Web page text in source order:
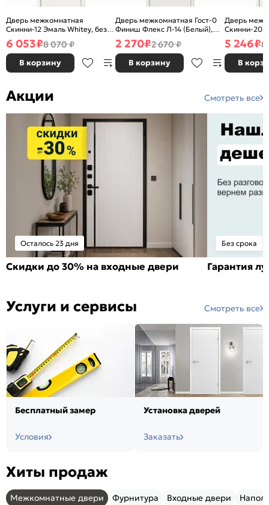
Дверь межкомнатная
Скинни-12 Эмаль Whitey, без
декора, глухая, без стекла,
без кромки, скиновая
6 053₽8 070 ₽
В корзину
Дверь межкомнатная Гост-0
Финиш Флекс Л-14 (Белый),
глухая, каркасно-щитовая
2 270₽2 670 ₽
В корзину
Дверь
Скинни-20
декора,
без кромки,
5 246₽8
В
Акции Смотреть все
Осталось 23 дня
Скидки до 30% на входные двери
Без срока
Гарантия
Услуги и сервисы Смотреть все
Бесплатный замер
Условия
Установка дверей
Заказать
Хиты продаж
Межкомнатные двери Фурнитура Входные двери